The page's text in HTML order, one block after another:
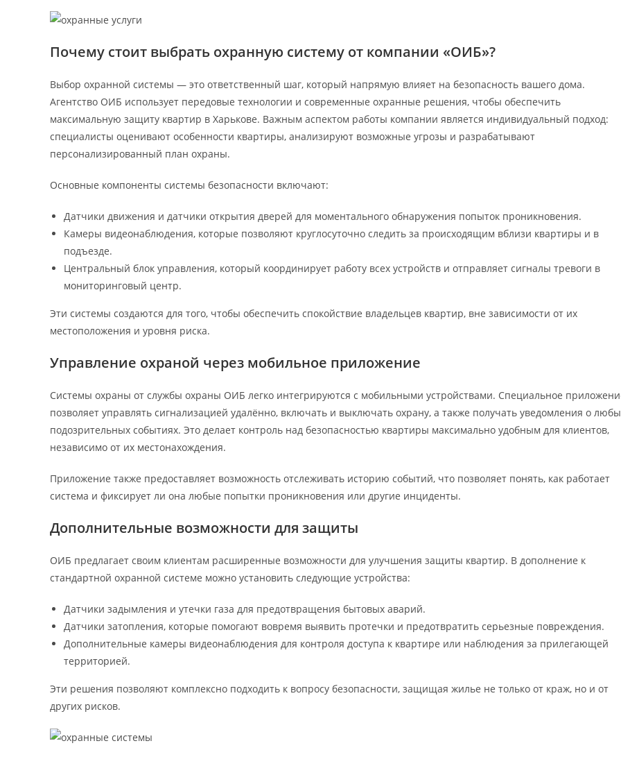
Почему стоит выбрать охранную систему от компании «ОИБ»?
Выбор охранной системы — это ответственный шаг, который напрямую влияет на безопасность вашего дома.
Агентство ОИБ использует передовые технологии и современные охранные решения, чтобы обеспечить
максимальную защиту квартир в Харькове. Важным аспектом работы компании является индивидуальный подход:
специалисты оценивают особенности квартиры, анализируют возможные угрозы и разрабатывают
персонализированный план охраны.
Основные компоненты системы безопасности включают:
Датчики движения и датчики открытия дверей для моментального обнаружения попыток проникновения.
Камеры видеонаблюдения, которые позволяют круглосуточно следить за происходящим вблизи квартиры и в
подъезде.
Центральный блок управления, который координирует работу всех устройств и отправляет сигналы тревоги в
мониторинговый центр.
Эти системы создаются для того, чтобы обеспечить спокойствие владельцев квартир, вне зависимости от их
местоположения и уровня риска.
Управление охраной через мобильное приложение
Системы охраны от службы охраны ОИБ легко интегрируются с мобильными устройствами. Специальное
позволяет управлять сигнализацией удалённо, включать и выключать охрану, а также получать уведомления о
подозрительных событиях. Это делает контроль над безопасностью квартиры максимально удобным для клиентов,
независимо от их местонахождения.
Приложение также предоставляет возможность отслеживать историю событий, что позволяет понять, как работает
система и фиксирует ли она любые попытки проникновения или другие инциденты.
Дополнительные возможности для защиты
ОИБ предлагает своим клиентам расширенные возможности для улучшения защиты квартир. В дополнение к
стандартной охранной системе можно установить следующие устройства:
Датчики задымления и утечки газа для предотвращения бытовых аварий.
Датчики затопления, которые помогают вовремя выявить протечки и предотвратить серьезные повреждения.
Дополнительные камеры видеонаблюдения для контроля доступа к квартире или наблюдения за прилегающей
территорией.
Эти решения позволяют комплексно подходить к вопросу безопасности, защищая жилье не только от краж, но и от
других рисков.